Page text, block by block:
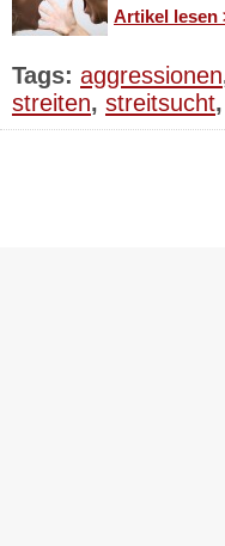
Artikel lesen
Tags: aggressionen
streiten, streitsucht,